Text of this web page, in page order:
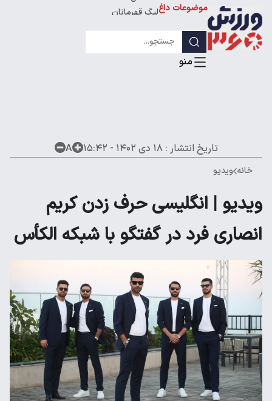
موضوعات داغلیگ قهرمانان
تاریخ انتشار :۱۸ دی ۱۴۰۲ - ۱۵:۴۲ A
خانه ویدیو
ویدیو | انگلیسی حرف زدن کریم
انصاری فرد در گفتگو با شبکه الکأس